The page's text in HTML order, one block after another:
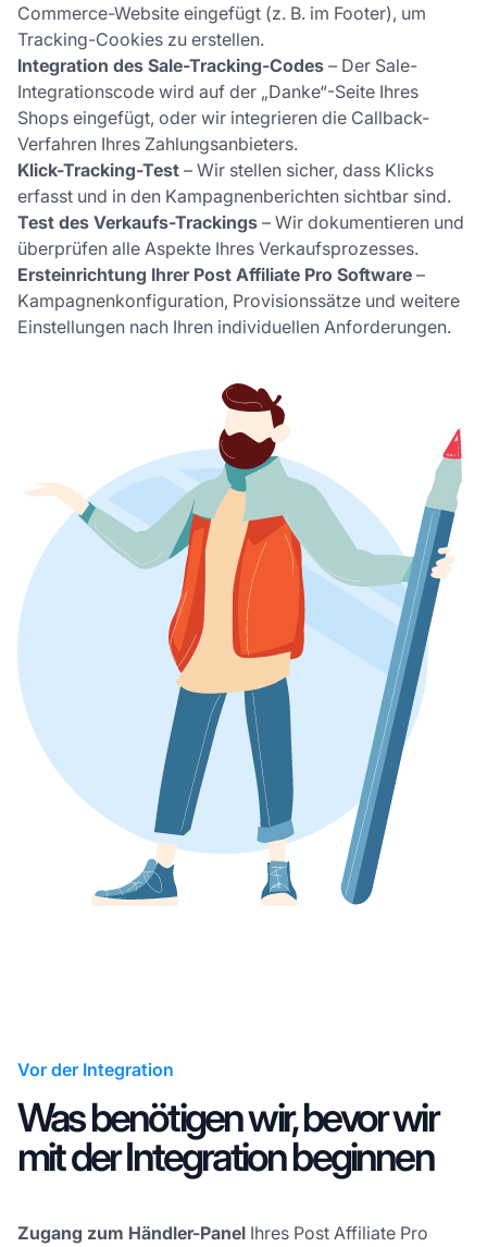
Commerce-Website eingefügt (z. B. im Footer), um
Tracking-Cookies zu erstellen.
Integration des Sale-Tracking-Codes – Der Sale-
Integrationscode wird auf der „Danke“-Seite Ihres
Shops eingefügt, oder wir integrieren die Callback-
Verfahren Ihres Zahlungsanbieters.
Klick-Tracking-Test – Wir stellen sicher, dass Klicks
erfasst und in den Kampagnenberichten sichtbar sind.
Test des Verkaufs-Trackings – Wir dokumentieren und
überprüfen alle Aspekte Ihres Verkaufsprozesses.
Ersteinrichtung Ihrer Post Affiliate Pro Software –
Kampagnenkonfiguration, Provisionssätze und weitere
Einstellungen nach Ihren individuellen Anforderungen.
Vor der Integration
Was benötigen wir, bevor wir
mit der Integration beginnen
Zugang zum Händler-Panel Ihres Post Affiliate Pro